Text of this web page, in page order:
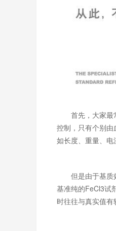
首先，大家最常
控制，只有个别由
如长度、重量、电
但是由于基质效
基准纯的FeCl3试
时往往与真实值有